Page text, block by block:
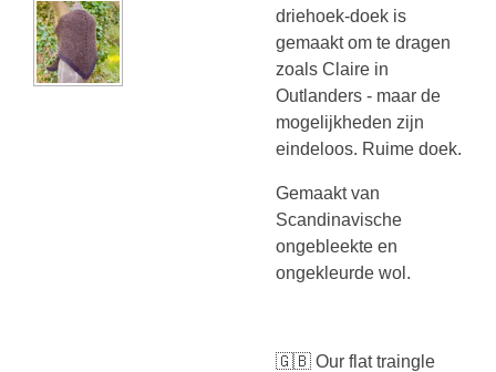
driehoek-doek is
gemaakt om te dragen
zoals Claire in
Outlanders - maar de
mogelijkheden zijn
eindeloos. Ruime doek.
Gemaakt van
Scandinavische
ongebleekte en
ongekleurde wol.
🇬🇧 Our flat traingle